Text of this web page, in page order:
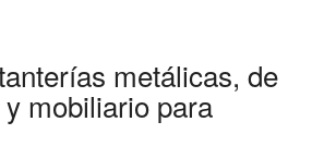
metálicas, de
mobiliario para